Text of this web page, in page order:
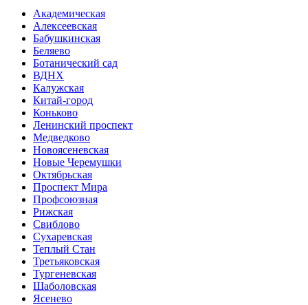
Академическая
Алексеевская
Бабушкинская
Беляево
Ботанический сад
ВДНХ
Калужская
Китай-город
Коньково
Ленинский проспект
Медведково
Новоясе­невская
Новые Черемушки
Октябрьская
Проспект Мира
Профсоюзная
Рижская
Свиблово
Сухаревская
Теплый Стан
Третьяковская
Тургеневская
Шаболовская
Ясенево